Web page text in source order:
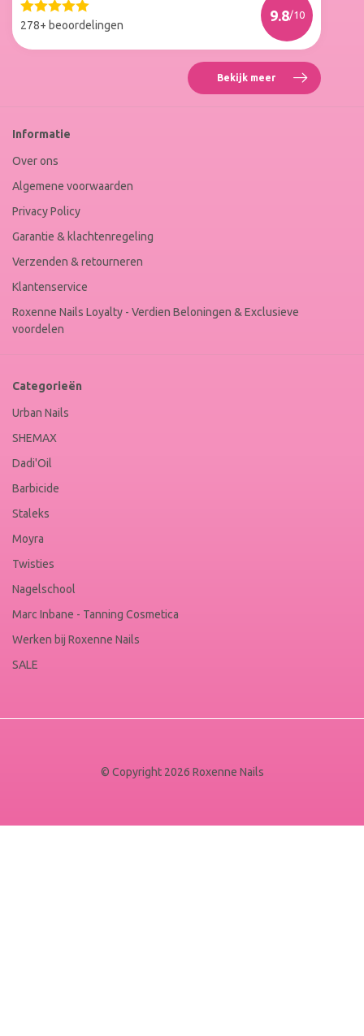
278+ beoordelingen
9.8/10
Web
Winkel
Bekijk meer Reviews
Roxenne
Informatie
Over ons
Algemene voorwaarden
Privacy Policy
Garantie & klachtenregeling
Verzenden & retourneren
Klantenservice
Roxenne Nails Loyalty - Verdien Beloningen & Exclusieve
voordelen
Categorieën
Urban Nails
SHEMAX
Dadi'Oil
Barbicide
Staleks
Moyra
Twisties
Nagelschool
Marc Inbane - Tanning Cosmetica
Werken bij Roxenne Nails
SALE
© Copyright 2026 Roxenne Nails